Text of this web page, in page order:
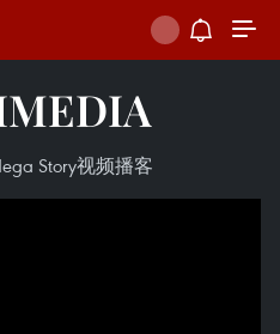
Story视频播客